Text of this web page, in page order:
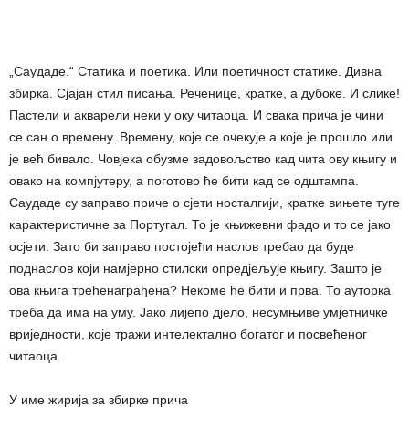
„Саудаде.“ Статика и поетика. Или поетичност статике. Дивна
збирка. Сјајан стил писања. Реченице, кратке, а дубоке. И слике!
Пастели и акварели неки у оку читаоца. И свака прича је чини
се сан о времену. Времену, које се очекује а које је прошло или
је већ бивало. Човјека обузме задовољство кад чита ову књигу и
овако на компјутеру, а поготово ће бити кад се одштампа.
Саудаде су заправо приче о сјети носталгији, кратке вињете туге
карактеристичне за Португал. То је књижевни фадо и то се јако
осјети. Зато би запрaво постојећи наслов требао да буде
поднаслов који намјерно стилски опредјељује књигу. Зашто је
ова књига трећенаграђена? Некоме ће бити и прва. То ауторка
треба да има на уму. Јако лијепо дјело, несумњиве умјетничке
вриједности, које тражи интелектално богатог и посвећеног
читаоца.
У име жирија за збирке прича